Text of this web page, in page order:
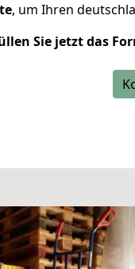
, um Ihren
Sie jetzt das